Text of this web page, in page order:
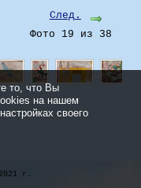
След.
Фото 19 из 38
г.
то, что Вы
на нашем
своего